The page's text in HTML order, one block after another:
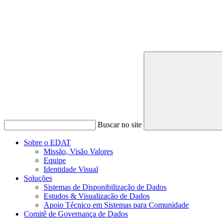
Buscar no site
Sobre o EDAT
Missão, Visão Valores
Equipe
Identidade Visual
Soluções
Sistemas de Disponibilização de Dados
Estudos & Visualização de Dados
Apoio Técnico em Sistemas para Comunidade
Comitê de Governança de Dados